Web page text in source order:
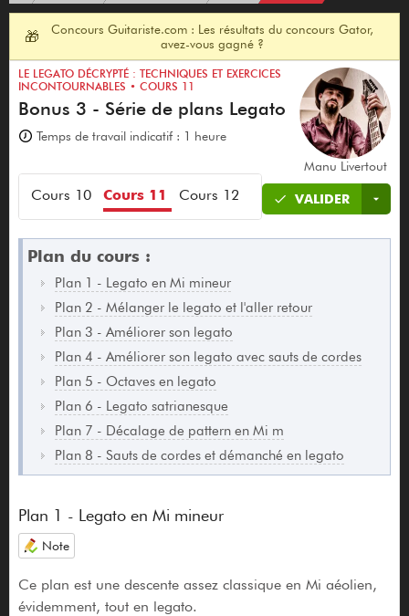
🎁
Concours Guitariste.com : Les résultats du concours Gator,
avez-vous gagné ?
LE LEGATO DÉCRYPTÉ : TECHNIQUES ET EXERCICES
INCONTOURNABLES • COURS 11
Bonus 3 - Série de plans Legato
Temps de travail indicatif : 1 heure
Manu Livertout
Cours 10 Cours 11 Cours 12 VALIDER
Plan du cours :
Plan 1 - Legato en Mi mineur
Plan 2 - Mélanger le legato et l'aller retour
Plan 3 - Améliorer son legato
Plan 4 - Améliorer son legato avec sauts de cordes
Plan 5 - Octaves en legato
Plan 6 - Legato satrianesque
Plan 7 - Décalage de pattern en Mi m
Plan 8 - Sauts de cordes et démanché en legato
Plan 1 - Legato en Mi mineur
Note
Ce plan est une descente assez classique en Mi aéolien,
évidemment, tout en legato.